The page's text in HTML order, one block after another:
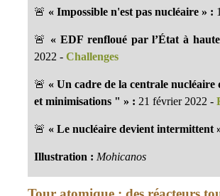
🚨 « Impossible n'est pas nucléaire » :
🚨 « EDF renfloué par l’État à
2022 -Challenges
🚨 « Un cadre de la centrale
et minimisations " » : 21 février 2022 -
🚨 « Le nucléaire devient intermittent
Illustration : Mohicanos